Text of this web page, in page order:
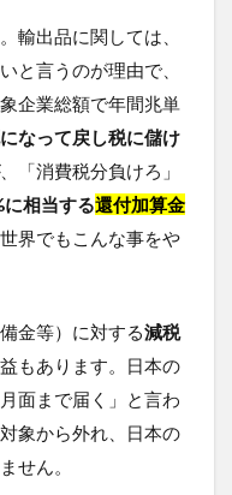
輸出品に関しては、
と言うのが理由で、
企業総額で年間兆単
なって戻し税に儲け
、「消費税分負けろ」
相当する還付加算金
界でもこんな事をや
金等）に対する減税
もあります。日本の
面まで届く」と言わ
象から外れ、日本の
せん。